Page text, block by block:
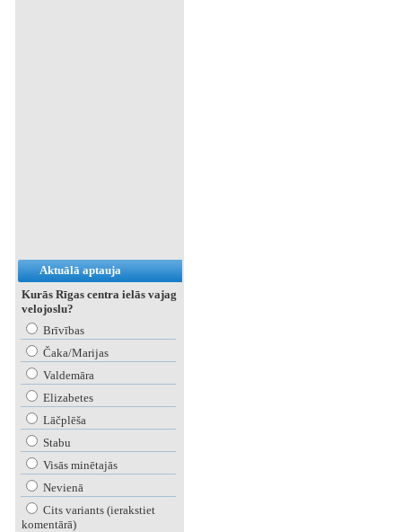
Aktuālā aptauja
Kurās Rīgas centra ielās vajag
velojoslu?
Brīvības
Čaka/Marijas
Valdemāra
Elizabetes
Lāčplēša
Stabu
Visās minētajās
Nevienā
Cits variants (ierakstiet
komentārā)